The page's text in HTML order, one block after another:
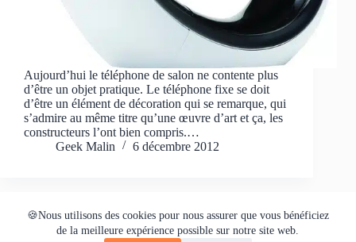
🍪Nous utilisons des cookies pour nous assurer que vous bénéficiez
de la meilleure expérience possible sur notre site web.
Aujourd’hui le téléphone de salon ne contente plus
d’être un objet pratique. Le téléphone fixe se doit
d’être un élément de décoration qui se remarque, qui
s’admire au même titre qu’une œuvre d’art et ça, les
constructeurs l’ont bien compris.…
Geek Malin
6 décembre 2012
Tous les logos et marques cités sont des propriétés respectives.